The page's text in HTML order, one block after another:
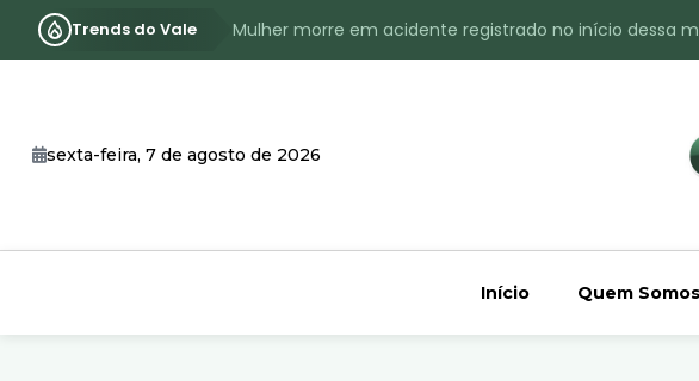
Trends do Vale
Assassinato com requintes de crueldade é registrado
Identificado o jovem assassinado no interior de Bom
sexta-feira, 7 de agosto de 2026
Início Quem Somos